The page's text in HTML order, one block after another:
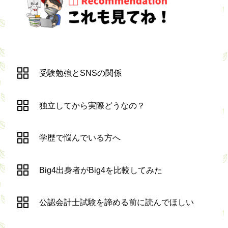
受験勉強とSNSの関係
独立してから実際どうなの？
学歴で悩んでいる方へ
Big4出身者がBig4を比較してみた
公認会計士試験を諦める前に読んでほしい